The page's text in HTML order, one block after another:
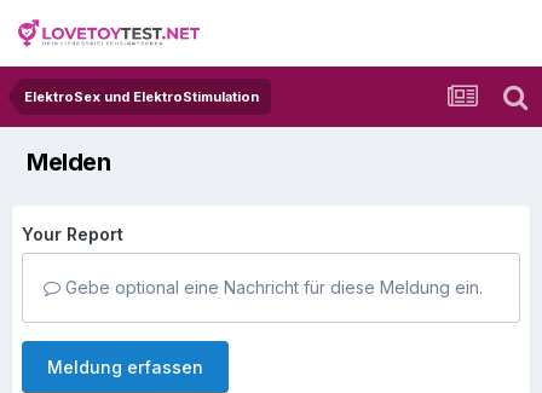
ElektroSex und ElektroStimulation
Melden
Your Report
Gebe optional eine Nachricht für diese Meldung ein.
Meldung erfassen